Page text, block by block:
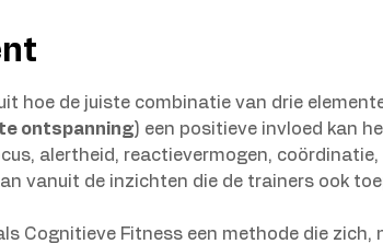
hoe de juiste combinatie van drie
ontspanning) een positieve invloed kan
alertheid, reactievermogen, coördinatie,
vanuit de inzichten die de trainers ook
Cognitieve Fitness een methode die zich,